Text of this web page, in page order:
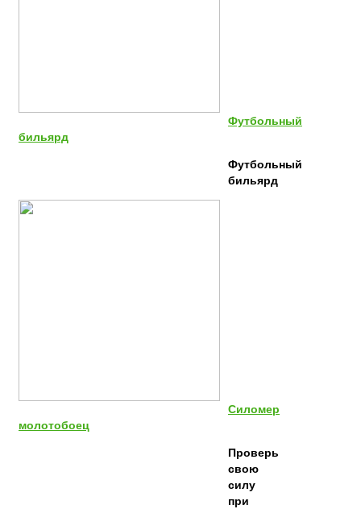
Футбольный
бильярд
Футбольный
бильярд
Силомер
молотобоец
Проверь
свою
силу
при